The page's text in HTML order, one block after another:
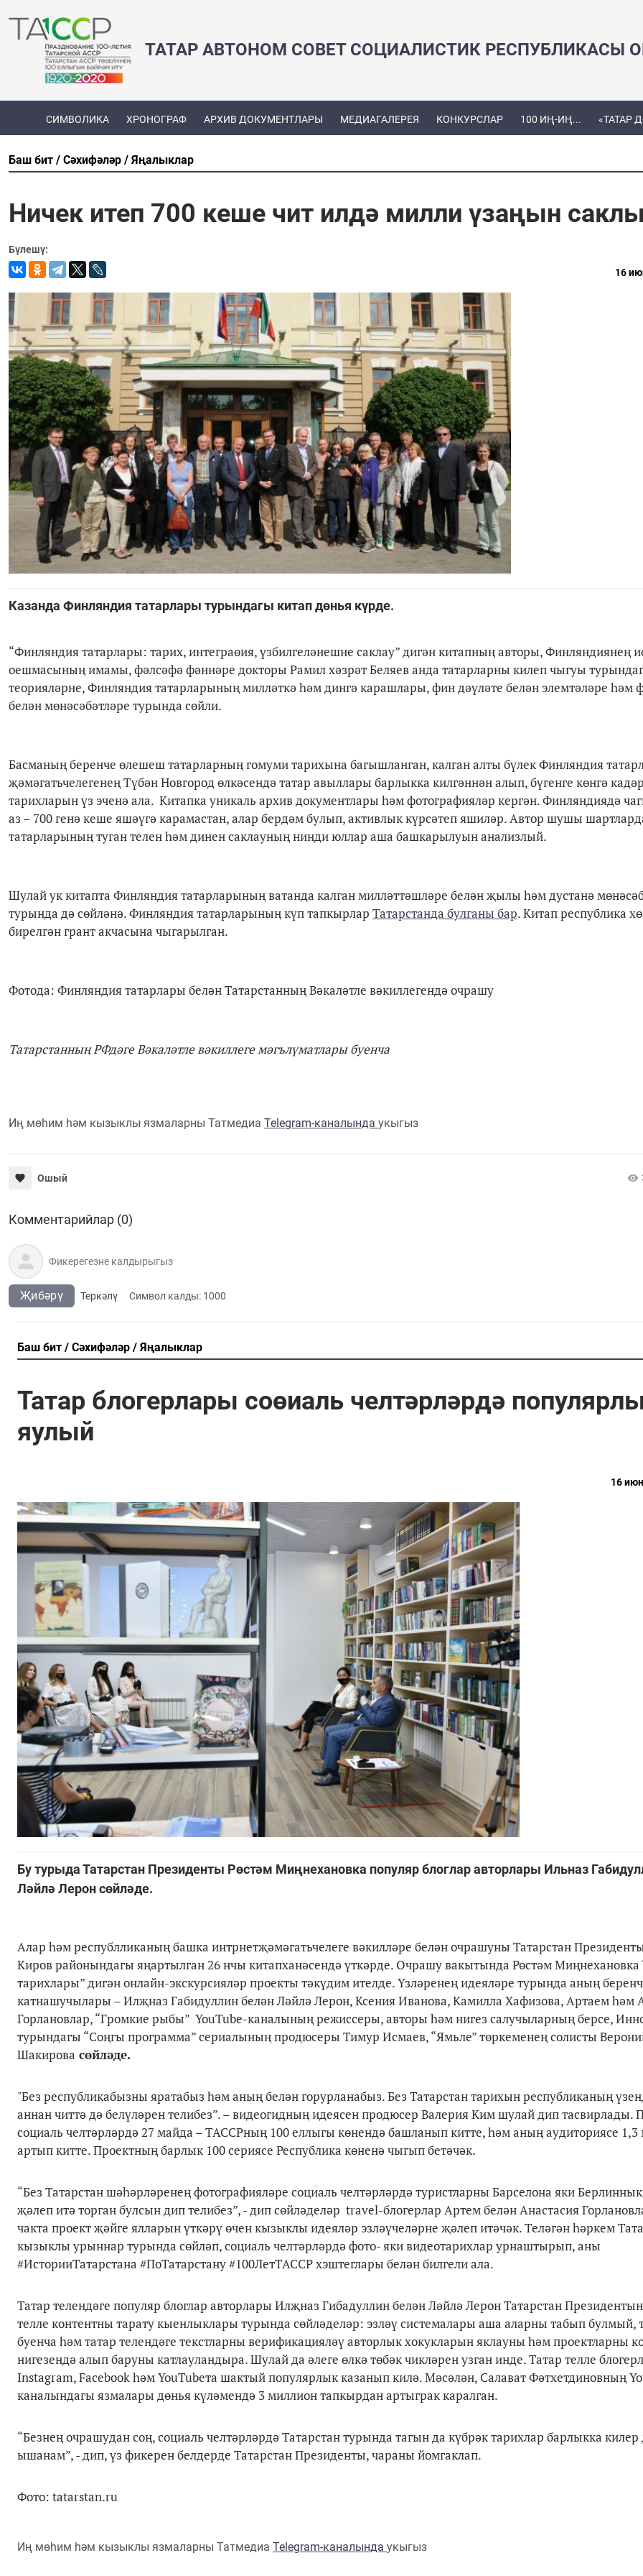
ТАТАР АВТОНОМ СОВЕТ СОЦИАЛИСТИК РЕСПУБЛИКАСЫ
СИМВОЛИКА ХРОНОГРАФ АРХИВ ДОКУМЕНТЛАРЫ МЕДИАГАЛЕРЕЯ КОНКУРСЛАР 100 ИҢ-ИҢ... «ТАТАР
Баш бит Сәхифәләр Яңалыклар
Ничек итеп 700 кеше чит илдә милли үзаңын
Бүлешү:
16
Казанда Финляндия татарлары турындагы китап дөнья күрде.
“Финляндия татарлары: тарих, интеграөия, үзбилгеләнешне саклау” дигән китапның авторы, Финляндиянең
оешмасының имамы, фәлсәфә фәннәре докторы Рамил хәзрәт Беляев анда татарларны килеп чыгуы
теорияләрне, Финляндия татарларының милләткә һәм дингә карашлары, фин дәүләте белән элемтәләре һәм
белән мөнәсәбәтләре турында сөйли.
Басманың беренче өлешеш татарларның гомуми тарихына багышланган, калган алты бүлек Финляндия
җәмәгатьчелегенең Түбән Новгород өлкәсендә татар авыллары барлыкка килгәннән алып, бүгенге көнгә
тарихларын үз эченә ала. Китапка уникаль архив документлары һәм фотографияләр кергән. Финляндиядә
аз – 700 генә кеше яшәүгә карамастан, алар бердәм булып, активлык күрсәтеп яшиләр. Автор шушы
татарларының туган телен һәм динен саклауның нинди юллар аша башкарылуын анализлый.
Шулай ук китапта Финляндия татарларының ватанда калган милләттәшләре белән җылы һәм дустанә
турында дә сөйләнә. Финляндия татарларының күп тапкырлар Татарстанда булганы бар. Китап республика
бирелгән грант акчасына чыгарылган.
Фотода: Финляндия татарлары белән Татарстанның Вәкаләтле вәкиллегендә очрашу
Татарстанның РФдәге Вәкаләтле вәкиллеге мәгълүматлары буенча
Иң мөһим һәм кызыклы язмаларны Татмедиа Telegram-каналында укыгыз
Ошый
Комментарийлар (0)
Җибәрү Теркәлү Cимвол калды: 1000
Баш бит Сәхифәләр Яңалыклар
Татар блогерлары соөиаль челтәрләрдә
яулый
16
Бу турыда Татарстан Президенты Рөстәм Миңнехановка популяр блоглар авторлары Ильназ
Ләйлә Лерон сөйләде.
Алар һәм республликаның башка интрнетҗәмәгатьчелеге вәкилләре белән очрашуны Татарстан
Киров районындагы яңартылган 26 нчы китапханәсендә үткәрде. Очрашу вакытында Рөстәм Миңнехановка
тарихлары” дигән онлайн-экскурсияләр проекты тәкүдим ителде. Үзләренең идеяләре турында аның
катнашучылары – Илҗназ Габидуллин белән Ләйлә Лерон, Ксения Иванова, Камилла Хафизова, Артаем һәм
Горлановлар, “Громкие рыбы” YouTube-каналының режиссеры, авторы һәм нигез салучыларның берсе,
турындагы “Соңгы программа” сериалының продюсеры Тимур Исмаев, “Ямьле” төркеменең солисты
Шакирова сөйләде.
"Без республикабызны яратабыз һәм аның белән горурланабыз. Без Татарстан тарихын республиканың
аннан читтә дә белүләрен телибез”. – видеогидның идеясен продюсер Валерия Ким шулай дип тасвирлады.
социаль челтәрләрдә 27 майда – ТАССРның 100 еллыгы көнендә башланып китте, һәм аның аудиториясе
артып китте. Проектның барлык 100 сериясе Республика көненә чыгып бетәчәк.
“Без Татарстан шәһәрләренең фотографияләре социаль челтәрләрдә туристларны Барселона яки
җәлеп итә торган булсын дип телибез”, - дип сөйләделәр travel-блогерлар Артем белән Анастасия
чакта проект җәйге ялларын үткәрү өчен кызыклы идеяләр эзләүчеләрне җәлеп итәчәк. Теләгән һәркем
кызыклы урыннар турында сөйләп, социаль челтәрләрдә фото- яки видеотарихлар урнаштырып, аны
#ИсторииТатарстана #ПоТатарстану #100ЛетТАССР хэштеглары белән билгели ала.
Татар телендәге популяр блоглар авторлары Илҗназ Гибадуллин белән Ләйлә Лерон Татарстан
телле контентны тарату кыенлыклары турында сөйләделәр: эзләү системалары аша аларны табып булмый,
буенча һәм татар телендәге текстларны верификацияләү авторлык хокукларын яклауны һәм проектларны
нигезендә алып баруны катлауландыра. Шулай да әлеге өлкә төбәк чикләрен узган инде. Татар телле
Instagram, Facebook һәм YouTubeта шактый популярлык казанып килә. Мәсәлән, Салават Фәтхетдиновның
каналындагы язмалары дөнья күләмендә 3 миллион тапкырдан артыграк каралган.
“Безнең очрашудан соң, социаль челтәрләрдә Татарстан турында тагын да күбрәк тарихлар барлыкка килер
ышанам”, - дип, үз фикерен белдерде Татарстан Президенты, чараны йомгаклап.
Фото: tatarstan.ru
Иң мөһим һәм кызыклы язмаларны Татмедиа Telegram-каналында укыгыз